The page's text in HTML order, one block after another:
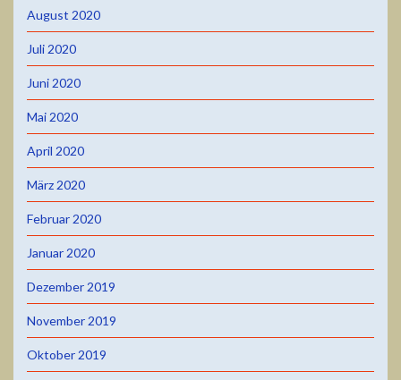
August 2020
Juli 2020
Juni 2020
Mai 2020
April 2020
März 2020
Februar 2020
Januar 2020
Dezember 2019
November 2019
Oktober 2019